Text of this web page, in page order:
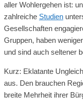
aller Wohlergehen ist:
zahlreiche Studien
Gesellschaften
Gruppen, haben
und sind auch seltener
Kurz: Eklatante
aus. Den brauchen
breite Mehrheit ihrer